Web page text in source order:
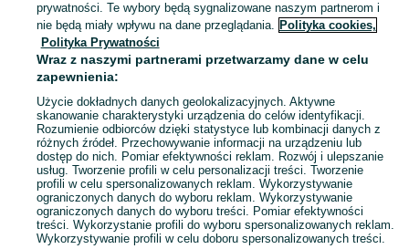
prywatności. Te wybory będą sygnalizowane naszym partnerom i
nie będą miały wpływu na dane przeglądania. Polityka cookies,
Polityka Prywatności
Wraz z naszymi partnerami przetwarzamy dane w celu
zapewnienia:
Użycie dokładnych danych geolokalizacyjnych. Aktywne
skanowanie charakterystyki urządzenia do celów identyfikacji.
Rozumienie odbiorców dzięki statystyce lub kombinacji danych z
różnych źródeł. Przechowywanie informacji na urządzeniu lub
dostęp do nich. Pomiar efektywności reklam. Rozwój i ulepszanie
usług. Tworzenie profili w celu personalizacji treści. Tworzenie
profili w celu spersonalizowanych reklam. Wykorzystywanie
ograniczonych danych do wyboru reklam. Wykorzystywanie
ograniczonych danych do wyboru treści. Pomiar efektywności
treści. Wykorzystanie profili do wyboru spersonalizowanych reklam.
Wykorzystywanie profili w celu doboru spersonalizowanych treści.